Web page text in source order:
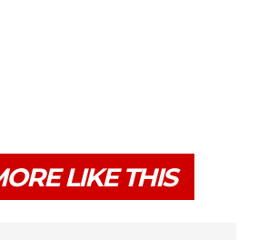
LIKE THIS